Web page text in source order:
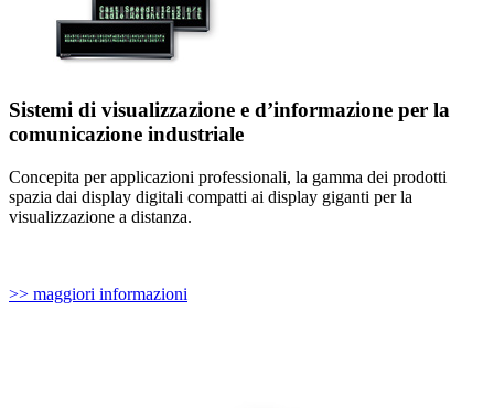
Sistemi di visualizzazione e d’informazione per la
comunicazione industriale
Concepita per applicazioni professionali, la gamma dei prodotti
spazia dai display digitali compatti ai display giganti per la
visualizzazione a distanza.
>> maggiori informazioni